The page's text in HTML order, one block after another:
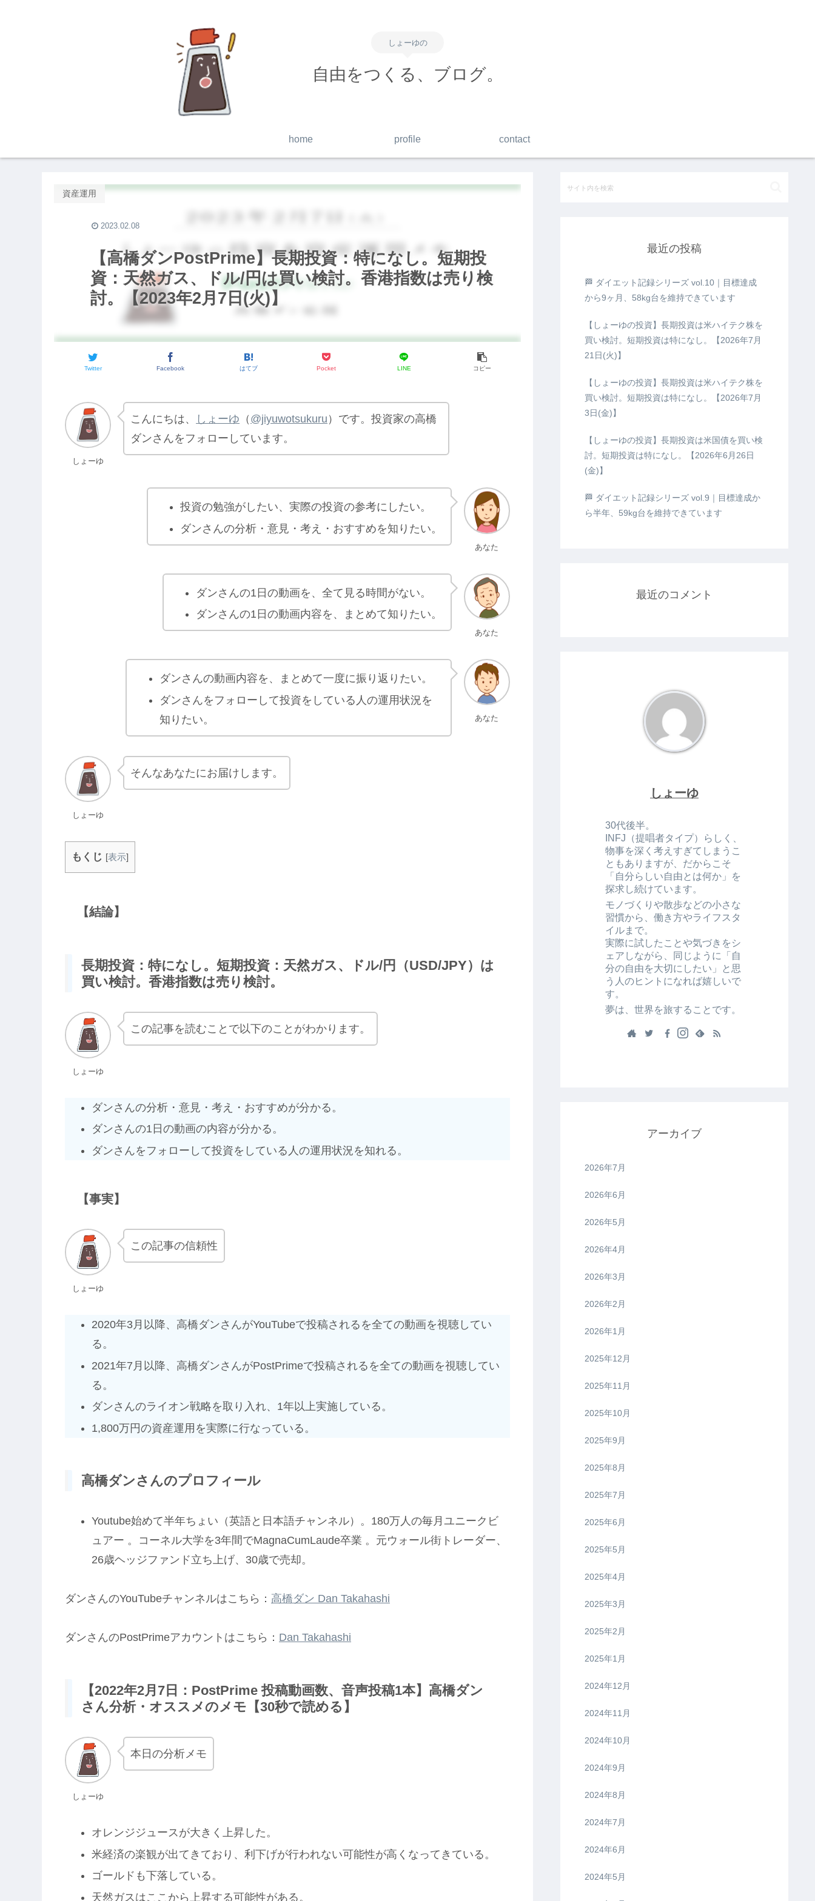
しょーゆの
自由をつくる、ブログ。
home profile contact
【高橋ダンPostPrime】長期投資：特になし。短期投
資：天然ガス、ドル/円は買い検討。香港指数は売り検
討。【2023年2月7日(火)】
資産運用
Twitter Facebook はてブ Pocket LINE コピー
2023.02.08
しょーゆ
こんにちは、 しょーゆ （ @jiyuwotsukuru ）です。投資家の高橋
ダンさんをフォローしています。
あなた
投資の勉強がしたい、実際の投資の参考にしたい。
ダンさんの分析・意見・考え・おすすめを知りたい。
あなた
ダンさんの1日の動画を、全て見る時間がない。
ダンさんの1日の動画内容を、まとめて知りたい。
あなた
ダンさんの動画内容を、まとめて一度に振り返りたい。
ダンさんをフォローして投資をしている人の運用状況を
知りたい。
しょーゆ
そんなあなたにお届けします。
もくじ [表示]
【結論】
長期投資：特になし。短期投資：天然ガス、ドル/円（USD/JPY）は
買い検討。香港指数は売り検討。
しょーゆ
この記事を読むことで以下のことがわかります。
ダンさんの分析・意見・考え・おすすめが分かる。
ダンさんの1日の動画の内容が分かる。
ダンさんをフォローして投資をしている人の運用状況を知れる。
【事実】
しょーゆ
この記事の信頼性
2020年3月以降、高橋ダンさんがYouTubeで投稿されるを全ての動画を視聴してい
る。
2021年7月以降、高橋ダンさんがPostPrimeで投稿されるを全ての動画を視聴してい
る。
ダンさんのライオン戦略を取り入れ、1年以上実施している。
1,800万円の資産運用を実際に行なっている。
高橋ダンさんのプロフィール
Youtube始めて半年ちょい（英語と日本語チャンネル）。180万人の毎月ユニークビ
ュアー 。コーネル大学を3年間でMagnaCumLaude卒業 。元ウォール街トレーダー、
26歳ヘッジファンド立ち上げ、30歳で売却。
ダンさんのYouTubeチャンネルはこちら： 高橋ダン Dan Takahashi
ダンさんのPostPrimeアカウントはこちら： Dan Takahashi
【2022年2月7日：PostPrime 投稿動画数、音声投稿1本】高橋ダン
さん分析・オススメのメモ【30秒で読める】
しょーゆ
本日の分析メモ
オレンジジュースが大きく上昇した。
米経済の楽観が出てきており、利下げが行われない可能性が高くなってきている。
ゴールドも下落している。
天然ガスはここから上昇する可能性がある。
最近の投稿
🏁 ダイエット記録シリーズ vol.10｜目標達成
から9ヶ月、58kg台を維持できています
【しょーゆの投資】長期投資は米ハイテク株を
買い検討。短期投資は特になし。【2026年7月
21日(火)】
【しょーゆの投資】長期投資は米ハイテク株を
買い検討。短期投資は特になし。【2026年7月
3日(金)】
【しょーゆの投資】長期投資は米国債を買い検
討。短期投資は特になし。【2026年6月26日
(金)】
🏁 ダイエット記録シリーズ vol.9｜目標達成か
ら半年、59kg台を維持できています
最近のコメント
しょーゆ
30代後半。
INFJ（提唱者タイプ）らしく、
物事を深く考えすぎてしまうこ
ともありますが、だからこそ
「自分らしい自由とは何か」を
探求し続けています。
モノづくりや散歩などの小さな
習慣から、働き方やライフスタ
イルまで。
実際に試したことや気づきをシ
ェアしながら、同じように「自
分の自由を大切にしたい」と思
う人のヒントになれば嬉しいで
す。
夢は、世界を旅することです。
アーカイブ
2026年7月
2026年6月
2026年5月
2026年4月
2026年3月
2026年2月
2026年1月
2025年12月
2025年11月
2025年10月
2025年9月
2025年8月
2025年7月
2025年6月
2025年5月
2025年4月
2025年3月
2025年2月
2025年1月
2024年12月
2024年11月
2024年10月
2024年9月
2024年8月
2024年7月
2024年6月
2024年5月